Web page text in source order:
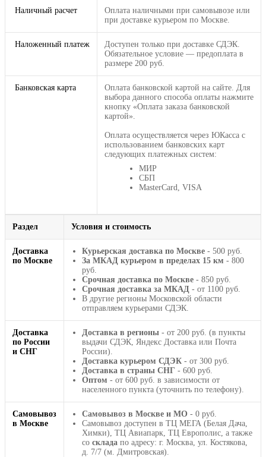
Наличный расчет
Оплата наличными при самовывозе или
при доставке курьером по Москве.
Наложенный платеж
Доступен только при доставке СДЭК.
Обязательное условие — предоплата в
размере 200 руб.
Банковская карта
Оплата банковской картой на сайте. Для
выбора данного способа оплаты нажмите
кнопку «Оплата заказа банковской
картой».
Оплата осуществляется через ЮКасса с
использованием банковских карт
следующих платежных систем:
МИР
СБП
MasterCard, VISA
Раздел Условия и стоимость
Доставка
по Москве
Курьерская доставка по Москве - 500 руб.
За МКАД курьером в пределах 15 км - 800
руб.
Срочная доставка по Москве - 850 руб.
Срочная доставка за МКАД - от 1100 руб.
В другие регионы Московской области
отправляем курьерами СДЭК.
Доставка
по России
и СНГ
Доставка в регионы - от 200 руб. (в пункты
выдачи СДЭК, Яндекс Доставка или Почта
России).
Доставка курьером СДЭК - от 300 руб.
Доставка в страны СНГ - 600 руб.
Оптом - от 600 руб. в зависимости от
населенного пункта (уточнить по телефону).
Самовывоз
в Москве
Самовывоз в Москве и МО - 0 руб.
Самовывоз доступен в ТЦ МЕГА (Белая Дача,
Химки), ТЦ Авиапарк, ТЦ Европолис, а также
со склада по адресу: г. Москва, ул. Костякова,
д. 7/7 (м. Дмитровская).